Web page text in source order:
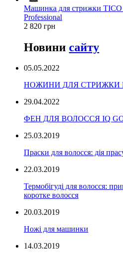
Машинка для стрижки TICO
Professional
2 820 грн
Новини сайту
05.05.2022
НОЖИНИ ДЛЯ СТРИЖКИ
29.04.2022
ФЕН ДЛЯ ВОЛОССЯ IQ
25.03.2019
Праски для волосся: дія
22.03.2019
Термобігуді для волосся:
коротке волосся
20.03.2019
Ножі для машинки
14.03.2019